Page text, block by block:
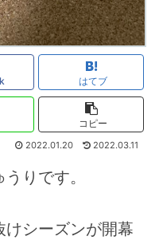
はてブ
コピー
2022.01.20 2022.03.11
りです。
シーズンが開幕